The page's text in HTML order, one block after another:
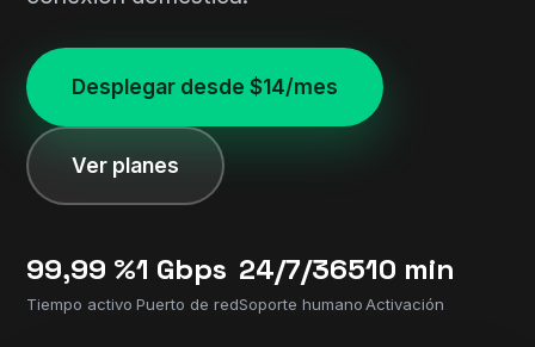
Desplegar desde $14/mes
Ver planes
99,99 %
Tiempo activo
1 Gbps
Puerto de red
24/7/365
Soporte humano
10 min
Activación